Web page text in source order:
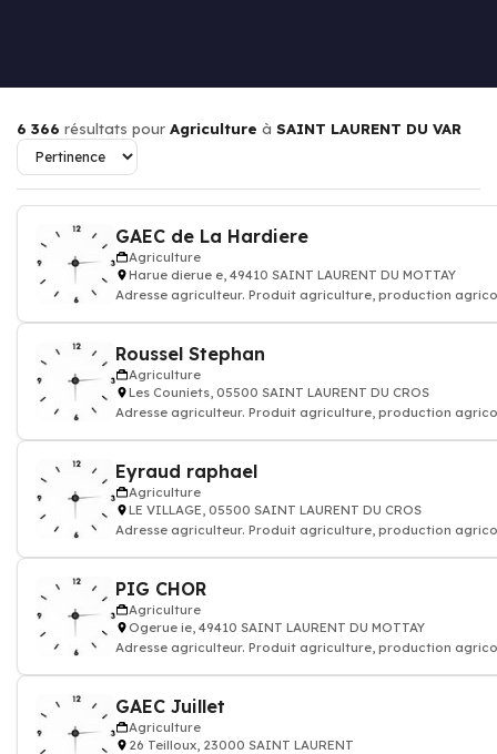
6 366 résultats pour Agriculture à SAINT LAURENT DU VAR
GAEC de La Hardiere
Agriculture
Harue dierue e, 49410 SAINT LAURENT DU MOTTAY
Adresse agriculteur. Produit agriculture, production
Roussel Stephan
Agriculture
Les Couniets, 05500 SAINT LAURENT DU CROS
Adresse agriculteur. Produit agriculture, production
Eyraud raphael
Agriculture
LE VILLAGE, 05500 SAINT LAURENT DU CROS
Adresse agriculteur. Produit agriculture, production
PIG CHOR
Agriculture
Ogerue ie, 49410 SAINT LAURENT DU MOTTAY
Adresse agriculteur. Produit agriculture, production
GAEC Juillet
Agriculture
26 Teilloux, 23000 SAINT LAURENT